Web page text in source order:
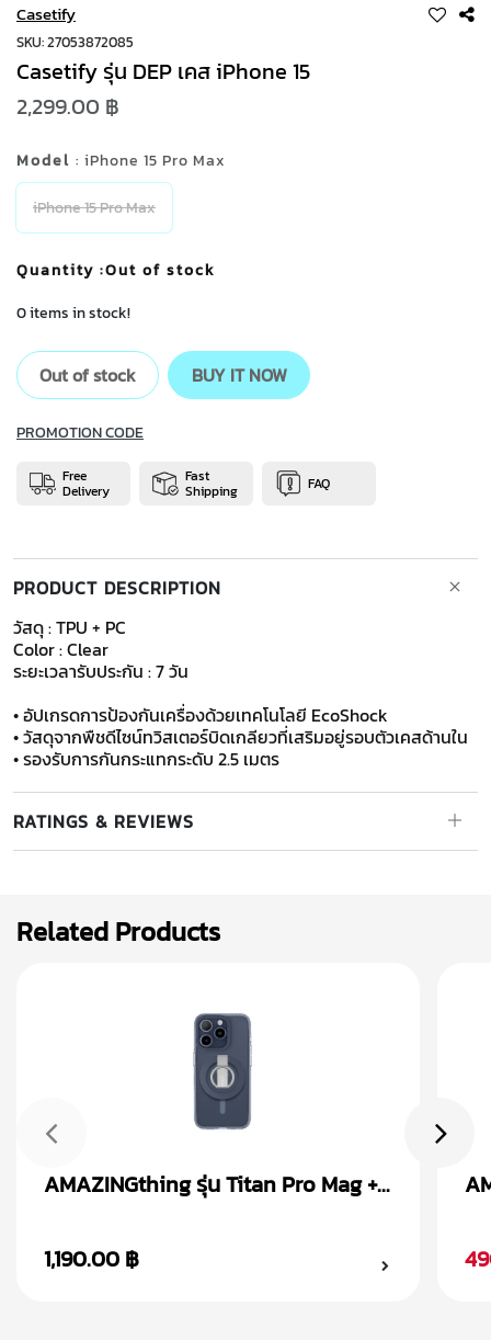
Casetify
SKU: 27053872085
Casetify รุ่น DEP เคส iPhone 15
2,299.00 ฿
Model : iPhone 15 Pro Max
iPhone 15 Pro Max
Quantity :Out of stock
0 items in stock!
Out of stock BUY IT NOW
PROMOTION CODE
Free
Delivery
Fast
Shipping FAQ
PRODUCT DESCRIPTION
วัสดุ : TPU + PC
Color : Clear
ระยะเวลารับประกัน : 7 วัน
​​​​​​• อัปเกรดการป้องกันเครื่องด้วยเทคโนโลยี EcoShock
• วัสดุจากพืชดีไซน์ทวิสเตอร์บิดเกลียวที่เสริมอยู่รอบตัวเคสด้านใน
• รองรับการกันกระแทกระดับ 2.5 เมตร
RATINGS & REVIEWS
Related Products
AMAZINGthing รุ่น Titan Pro Mag +
1,190.00 ฿